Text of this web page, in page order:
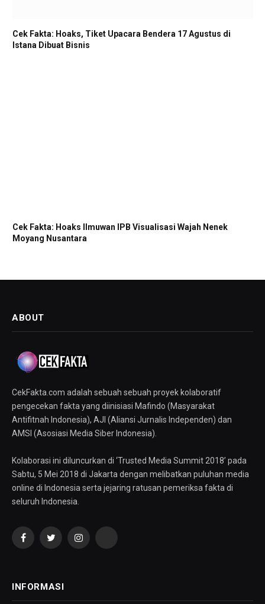
Cek Fakta: Hoaks, Tiket Upacara Bendera 17 Agustus di
Istana Dibuat Bisnis
Cek Fakta: Hoaks Ilmuwan IPB Visualisasi Wajah Nenek
Moyang Nusantara
ABOUT
CekFakta.com adalah sebuah sebuah proyek kolaboratif
pengecekan fakta yang diinisiasi Mafindo (Masyarakat
Antifitnah Indonesia), AJI (Aliansi Jurnalis Independen) dan
AMSI (Asosiasi Media Siber Indonesia).
Kolaborasi ini diluncurkan di ‘Trusted Media Summit 2018’ pada
Sabtu, 5 Mei 2018 di Jakarta dengan melibatkan puluhan media
online di Indonesia serta jejaring ratusan pemeriksa fakta di
seluruh Indonesia.
FacebookTwitterInstagramYouTube
INFORMASI